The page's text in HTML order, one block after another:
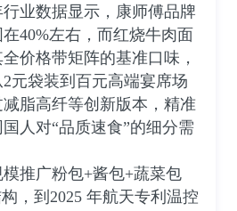
行业数据显示，康师傅品牌
40%左右，而红烧牛肉面
价格带矩阵的基准口味，
元袋装到百元高端宴席场
脂高纤等创新版本，精准
人对“品质速食”的细分需
推广粉包+酱包+蔬菜包
，到2025 年航天专利温控